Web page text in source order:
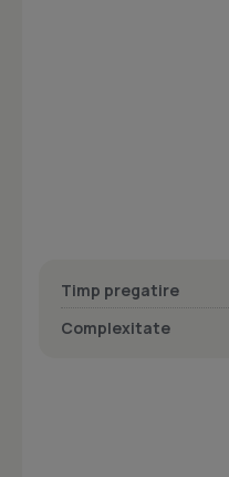
Timp pregatire
Complexitate